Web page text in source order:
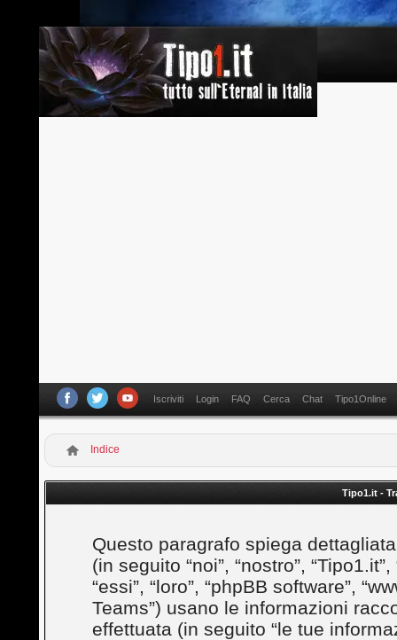
Iscriviti Login FAQ Cerca Chat Tipo1Online
Indice
Tipo1.it -
Questo paragrafo spiega
(in seguito “noi”, “nostro”,
“essi”, “loro”, “phpBB software”,
Teams”) usano le informazioni
effettuata (in seguito “le tue